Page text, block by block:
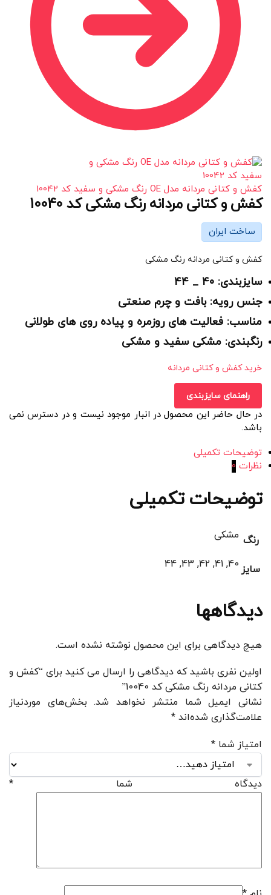
کفش و کتانی مردانه مدل OE رنگ مشکی و سفید کد 10042
کفش و کتانی مردانه رنگ مشکی کد 10040
ساخت ایران
کفش و کتانی مردانه رنگ مشکی
سایزبندی: 40 _ 44
جنس رویه: بافت و چرم صنعتی
مناسب: فعالیت های روزمره و پیاده روی های طولانی
رنگبندی: مشکی سفید و مشکی
خرید کفش و کتانی مردانه
راهنمای سایزبندی
در حال حاضر این محصول در انبار موجود نیست و در دسترس نمی
باشد.
توضیحات تکمیلی
نظرات 0
توضیحات تکمیلی
رنگ مشکی
سایز 40, 41, 42, 43, 44
دیدگاهها
هیچ دیدگاهی برای این محصول نوشته نشده است.
اولین نفری باشید که دیدگاهی را ارسال می کنید برای “کفش و
کتانی مردانه رنگ مشکی کد 10040”
نشانی ایمیل شما منتشر نخواهد شد. بخش‌های موردنیاز
علامت‌گذاری شده‌اند *
امتیاز شما *
دیدگاه شما *